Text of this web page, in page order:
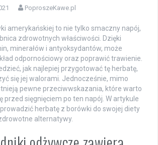
PoproszeKawe.pl
amerykańskiej to nie tylko smaczny napój,
zdrowotnych właściwości. Dzięki
minerałów i antyoksydantów, może
odpornościowy oraz poprawić trawienie.
jak najlepiej przygotować tę herbatę,
się jej walorami. Jednocześnie, mimo
pewne przeciwwskazania, które warto
przed sięgnięciem po ten napój. W artykule
herbatę z borówki do swojej diety
alternatywy.